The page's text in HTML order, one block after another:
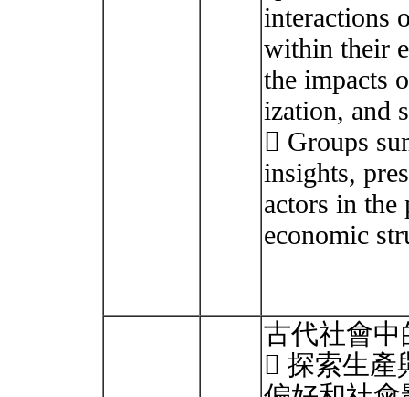
interactions
within their
the impacts
ization, and
 Groups
insights,
actors in the
economic
古代社會
 探索生產